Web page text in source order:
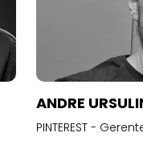
ANDRE
PINTEREST -